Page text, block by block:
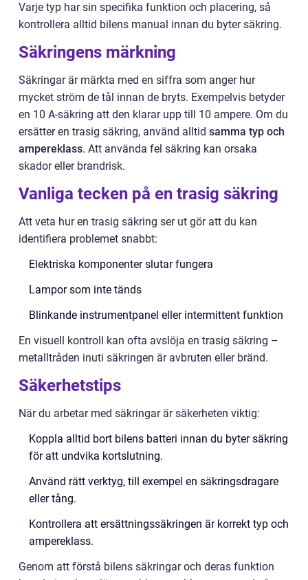
Varje typ har sin specifika funktion och placering, så
kontrollera alltid bilens manual innan du byter säkring.
Säkringens märkning
Säkringar är märkta med en siffra som anger hur
mycket ström de tål innan de bryts. Exempelvis betyder
en 10 A-säkring att den klarar upp till 10 ampere. Om du
ersätter en trasig säkring, använd alltid samma typ och
ampereklass. Att använda fel säkring kan orsaka
skador eller brandrisk.
Vanliga tecken på en trasig säkring
Att veta hur en trasig säkring ser ut gör att du kan
identifiera problemet snabbt:
Elektriska komponenter slutar fungera
Lampor som inte tänds
Blinkande instrumentpanel eller intermittent funktion
En visuell kontroll kan ofta avslöja en trasig säkring –
metalltråden inuti säkringen är avbruten eller bränd.
Säkerhetstips
När du arbetar med säkringar är säkerheten viktig:
Koppla alltid bort bilens batteri innan du byter säkring
för att undvika kortslutning.
Använd rätt verktyg, till exempel en säkringsdragare
eller tång.
Kontrollera att ersättningssäkringen är korrekt typ och
ampereklass.
Genom att förstå bilens säkringar och deras funktion